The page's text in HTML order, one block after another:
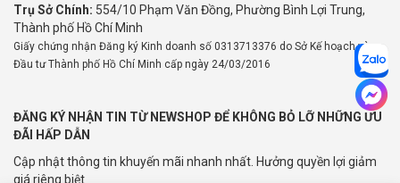
Trụ Sở Chính: 554/10 Phạm Văn Đồng, Phường Bình Lợi Trung,
Thành phố Hồ Chí Minh
Giấy chứng nhận Đăng ký Kinh doanh số 0313713376 do Sở Kế hoạch và
Đầu tư Thành phố Hồ Chí Minh cấp ngày 24/03/2016
ĐĂNG KÝ NHẬN TIN TỪ NEWSHOP ĐỂ KHÔNG BỎ LỠ NHỮNG ƯU
ĐÃI HẤP DẪN
Cập nhật thông tin khuyến mãi nhanh nhất. Hưởng quyền lợi giảm
giá riêng biệt